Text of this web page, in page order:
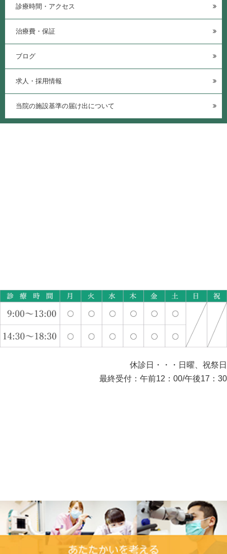
診療時間・アクセス
治療費・保証
ブログ
求人・採用情報
当院の施設基準の届け出について
休診日・・・日曜、祝祭日
最終受付：午前12：00/午後17：30